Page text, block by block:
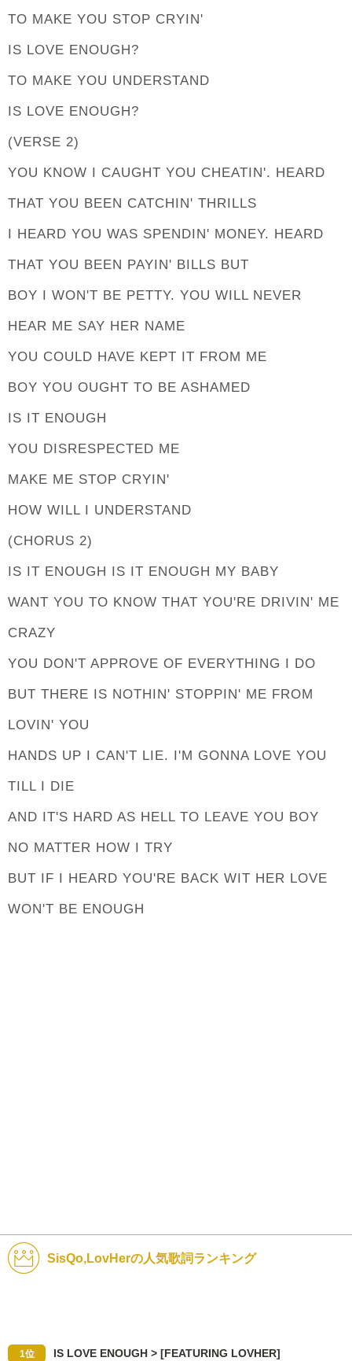
TO MAKE YOU STOP CRYIN'
IS LOVE ENOUGH?
TO MAKE YOU UNDERSTAND
IS LOVE ENOUGH?
(VERSE 2)
YOU KNOW I CAUGHT YOU CHEATIN'. HEARD
THAT YOU BEEN CATCHIN' THRILLS
I HEARD YOU WAS SPENDIN' MONEY. HEARD
THAT YOU BEEN PAYIN' BILLS BUT
BOY I WON'T BE PETTY. YOU WILL NEVER
HEAR ME SAY HER NAME
YOU COULD HAVE KEPT IT FROM ME
BOY YOU OUGHT TO BE ASHAMED
IS IT ENOUGH
YOU DISRESPECTED ME
MAKE ME STOP CRYIN'
HOW WILL I UNDERSTAND
(CHORUS 2)
IS IT ENOUGH IS IT ENOUGH MY BABY
WANT YOU TO KNOW THAT YOU'RE DRIVIN' ME
CRAZY
YOU DON'T APPROVE OF EVERYTHING I DO
BUT THERE IS NOTHIN' STOPPIN' ME FROM
LOVIN' YOU
HANDS UP I CAN'T LIE. I'M GONNA LOVE YOU
TILL I DIE
AND IT'S HARD AS HELL TO LEAVE YOU BOY
NO MATTER HOW I TRY
BUT IF I HEARD YOU'RE BACK WIT HER LOVE
WON'T BE ENOUGH
SisQo,LovHerの人気歌詞ランキング
1位 IS LOVE ENOUGH > [FEATURING LOVHER]